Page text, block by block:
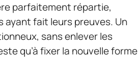
parfaitement répartie,
ayant fait leurs preuves. Un
sans enlever les
qu’à fixer la nouvelle forme